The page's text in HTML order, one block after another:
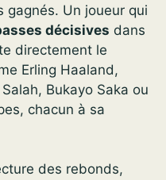
gagnés. Un joueur qui
décisives dans
directement le
Erling Haaland,
Bukayo Saka ou
chacun à sa
des rebonds,